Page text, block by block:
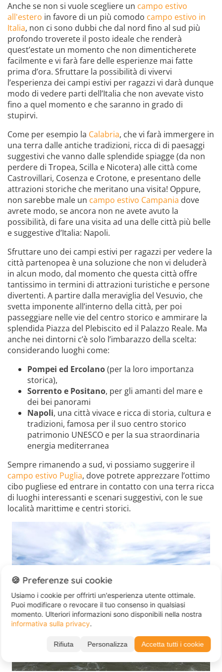
Anche se non si vuole scegliere un campo estivo
all'estero in favore di un più comodo campo estivo in
Italia, non ci sono dubbi che dal nord fino al sud più
profondo troverete il posto ideale che renderà
quest’estate un momento che non dimenticherete
facilmente e vi farà fare delle esperienze mai fatte
prima d’ora. Sfruttare la possibilità di vivervi
l’esperienza dei campi estivi per ragazzi vi darà dunque
modo di vedere parti dell’Italia che non avevate visto
fino a quel momento e che saranno in grado di
stupirvi.
Come per esempio la Calabria, che vi farà immergere in
una terra dalle antiche tradizioni, ricca di di paesaggi
suggestivi che vanno dalle splendide spiagge (da non
perdere di Tropea, Scilla e Nicotera) alle città come
Castrovillari, Cosenza e Crotone, e presentano delle
attrazioni storiche che meritano una visita! Oppure,
non sarebbe male un campo estivo Campania dove
avrete modo, se ancora non ne avete avuto la
possibilità, di fare una visita ad una delle città più belle
e suggestive d’Italia: Napoli.
Sfruttare uno dei campi estivi per ragazzi per vedere la
città partenopea è una soluzione che non vi deluderà
in alcun modo, dal momento che questa città offre
tantissimo in termini di attrazioni turistiche e persone
divertenti. A partire dalla meraviglia del Vesuvio, che
svetta imponente all’interno della città, per poi
passeggiare nelle vie del centro storico e ammirare la
splendida Piazza del Plebiscito ed il Palazzo Reale. Ma
anche nei dintorni c’è solo l’imbarazzo della scelta:
considerando luoghi come:
Pompei ed Ercolano(per la loro importanza
storica),
Sorrento e Positano, per gli amanti del mare e
dei bei panorami
Napoli, una città vivace e ricca di storia, cultura e
tradizioni, famosa per il suo centro storico
patrimonio UNESCO e per la sua straordinaria
energia mediterranea
Sempre rimanendo a sud, vi possiamo suggerire il
campo estivo Puglia, dove potrete apprezzare l’ottimo
cibo pugliese ed entrare in contatto con una terra ricca
di luoghi interessanti e scenari suggestivi, con le sue
località marittime e centri storici.
🍪 Preferenze sui cookie
Usiamo i cookie per offrirti un'esperienza utente ottimale.
Puoi modificare o revocare il tuo consenso in qualsiasi
momento. Ulteriori informazioni sono disponibili nella nostra
informativa sulla privacy.
Rifiuta Personalizza Accetta tutti i cookie